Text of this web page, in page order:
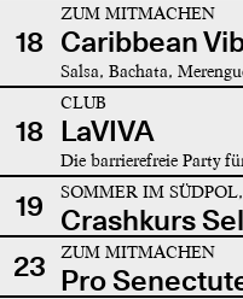
18
ZUM MITMACHEN
Caribbean
Salsa, Bachata,
18
CLUB
LaVIVA
Die barrierefreie Party
19 SOMMER IM
Crashkurs
23
ZUM MITMACHEN
Pro